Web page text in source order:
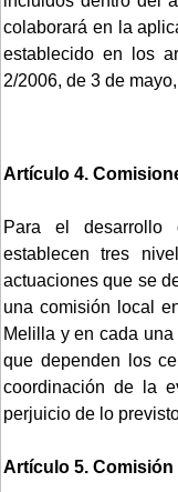
colaborará en la
establecido en los
2/2006, de 3 de
Artículo 4.
Para el desarrollo
establecen tres
actuaciones que se
una comisión local
Melilla y en cada
que dependen los
coordinación de la
perjuicio de lo
Artículo 5.